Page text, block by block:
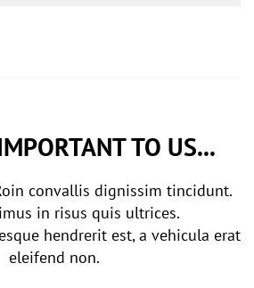
TO US...
convallis dignissim tincidunt.
in risus quis ultrices.
hendrerit est, a vehicula erat
eleifend non.